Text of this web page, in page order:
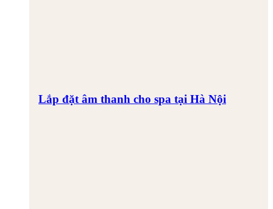
Lắp đặt âm thanh cho spa tại Hà Nội